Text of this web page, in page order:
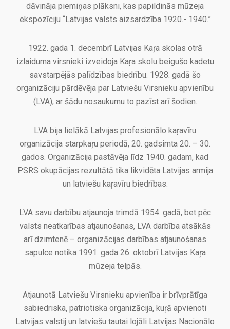
dāvināja piemiņas plāksni, kas papildinās mūzeja
ekspozīciju “Latvijas valsts aizsardzība 1920.- 1940.”
1922. gada 1. decembrī Latvijas Kaŗa skolas otrā
izlaiduma virsnieki izveidoja Kaŗa skolu beigušo kadetu
savstarpējās palīdzības biedrību. 1928. gadā šo
organizāciju pārdēvēja par Latviešu Virsnieku apvienību
(LVA); ar šādu nosaukumu to pazīst arī šodien.
LVA bija lielākā Latvijas profesionālo kaŗavīru
organizācija starpkaŗu periodā, 20. gadsimta 20. – 30.
gados. Organizācija pastāvēja līdz 1940. gadam, kad
PSRS okupācijas rezultātā tika likvidēta Latvijas armija
un latviešu kaŗavīru biedrības.
LVA savu darbību atjaunoja trimdā 1954. gadā, bet pēc
valsts neatkarības atjaunošanas, LVA darbība atsākās
arī dzimtenē – organizācijas darbības atjaunošanas
sapulce notika 1991. gada 26. oktobrī Latvijas Kaŗa
mūzeja telpās.
Atjaunotā Latviešu Virsnieku apvienība ir brīvprātīga
sabiedriska, patriotiska organizācija, kuŗā apvienoti
Latvijas valstij un latviešu tautai lojāli Latvijas Nacionālo